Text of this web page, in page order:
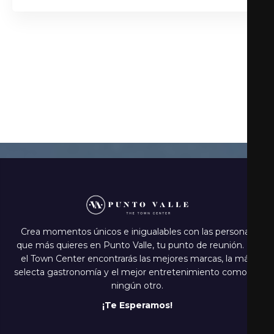
Crea momentos únicos e inigualables con las personas
que más quieres en Punto Valle, tu punto de reunión. En
el Town Center encontrarás las mejores marcas, la más
selecta gastronomía y el mejor entretenimiento como en
ningún otro.
¡Te Esperamos!